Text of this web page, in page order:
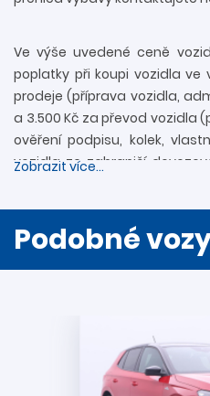
Ve výše uvedené ceně
poplatky při koupi vozidla ve
prodeje (příprava vozidla,
a 3.500 Kč za převod vozidla
ověření podpisu, kolek,
vozidla ze zahraničí
prostřednictvím zákaznické
provozovně. Nejedná se o
(nabídky) ve smyslu § 1731 a
Občanského zákoníku.
Podmínky akcí a vysvětlení
VÝHODNÉ
Zobrazit více...
Podobné